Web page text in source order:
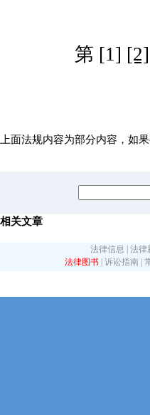
第 [1] [2]
上面法规内容为部分内容，如
相关文章
法律信息 法律
法律图书 诉讼指南